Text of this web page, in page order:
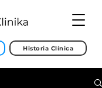
Historia Clínica